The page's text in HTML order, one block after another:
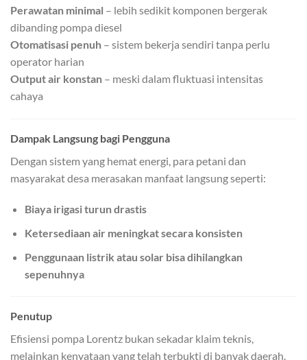
Perawatan minimal – lebih sedikit komponen bergerak
dibanding pompa diesel
Otomatisasi penuh – sistem bekerja sendiri tanpa perlu
operator harian
Output air konstan – meski dalam fluktuasi intensitas
cahaya
Dampak Langsung bagi Pengguna
Dengan sistem yang hemat energi, para petani dan
masyarakat desa merasakan manfaat langsung seperti:
Biaya irigasi turun drastis
Ketersediaan air meningkat secara konsisten
Penggunaan listrik atau solar bisa dihilangkan
sepenuhnya
Penutup
Efisiensi pompa Lorentz bukan sekadar klaim teknis,
melainkan kenyataan yang telah terbukti di banyak daerah.